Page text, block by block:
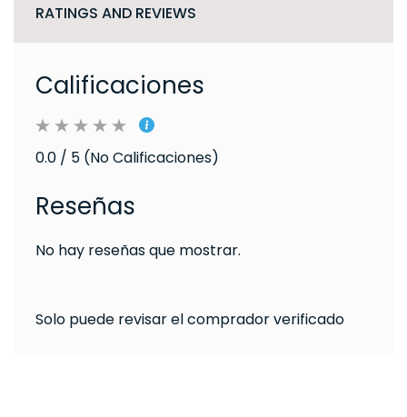
RATINGS AND REVIEWS
Calificaciones
0.0 / 5 (No Calificaciones)
Reseñas
No hay reseñas que mostrar.
Solo puede revisar el comprador verificado